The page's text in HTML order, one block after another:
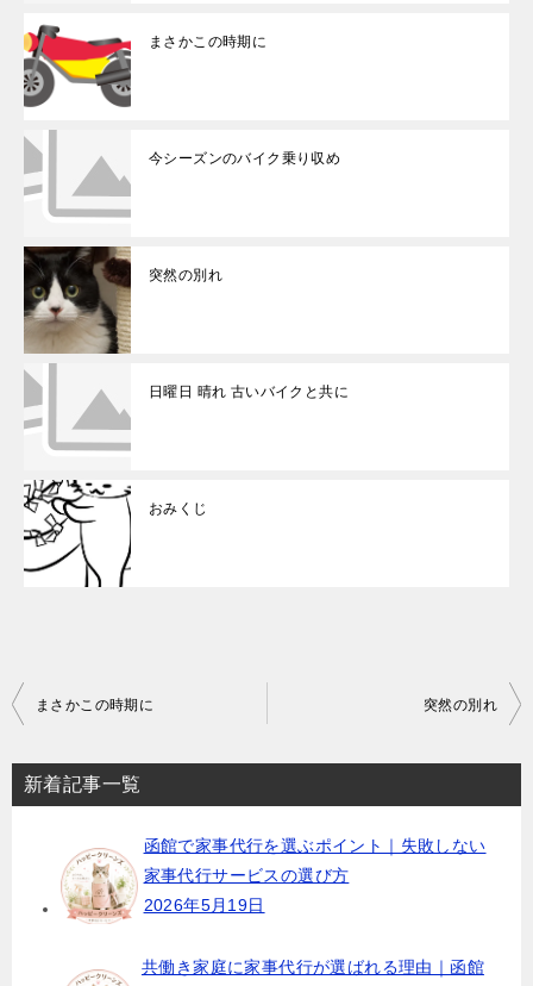
まさかこの時期に
今シーズンのバイク乗り収め
突然の別れ
日曜日 晴れ 古いバイクと共に
おみくじ
投
ナ
ビ
まさかこの時期に 突然の別れ
新着記事一覧
函館で家事代行を選ぶポイント｜失敗しない
家事代行サービスの選び方
2026年5月19日
共働き家庭に家事代行が選ばれる理由｜函館